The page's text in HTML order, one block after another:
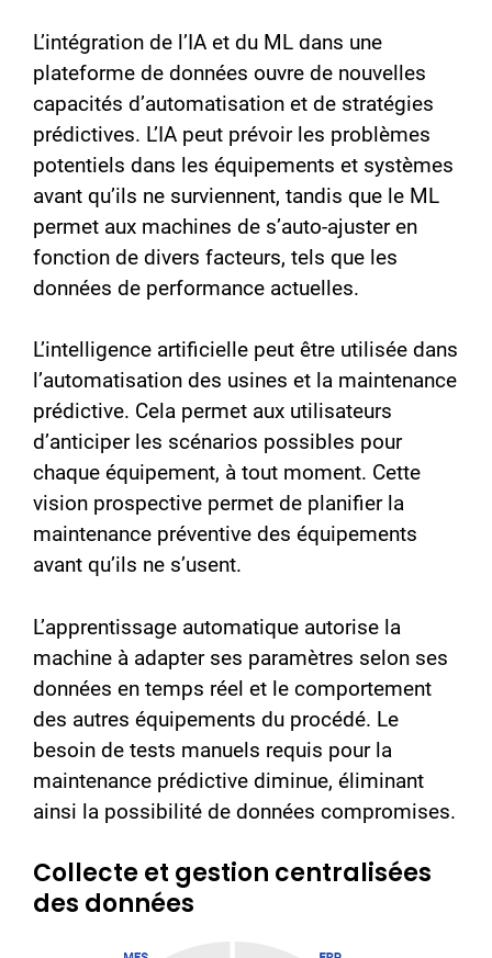
L’intégration de l’IA et du ML dans une
plateforme de données ouvre de nouvelles
capacités d’automatisation et de stratégies
prédictives. L’IA peut prévoir les problèmes
potentiels dans les équipements et systèmes
avant qu’ils ne surviennent, tandis que le ML
permet aux machines de s’auto-ajuster en
fonction de divers facteurs, tels que les
données de performance actuelles.
L’intelligence artificielle peut être utilisée dans
l’automatisation des usines et la maintenance
prédictive. Cela permet aux utilisateurs
d’anticiper les scénarios possibles pour
chaque équipement, à tout moment. Cette
vision prospective permet de planifier la
maintenance préventive des équipements
avant qu’ils ne s’usent.
L’apprentissage automatique autorise la
machine à adapter ses paramètres selon ses
données en temps réel et le comportement
des autres équipements du procédé. Le
besoin de tests manuels requis pour la
maintenance prédictive diminue, éliminant
ainsi la possibilité de données compromises.
Collecte et gestion centralisées
des données